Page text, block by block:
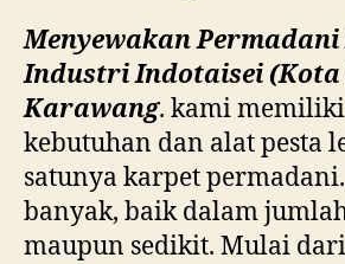
Menyewakan
Industri Indotaisei
Karawang. kami
kebutuhan dan alat pesta
satunya karpet
banyak, baik dalam
maupun sedikit. Mulai